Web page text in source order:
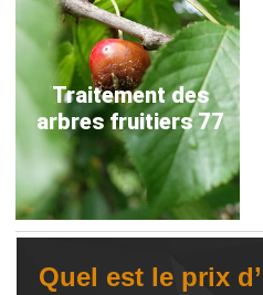
Traitement des
arbres fruitiers 77
Quel est le prix